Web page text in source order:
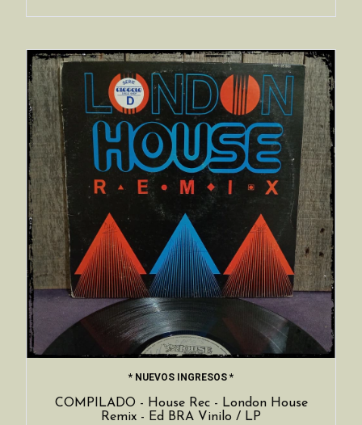
* NUEVOS INGRESOS *
COMPILADO - House Rec - London House
Remix - Ed BRA Vinilo / LP